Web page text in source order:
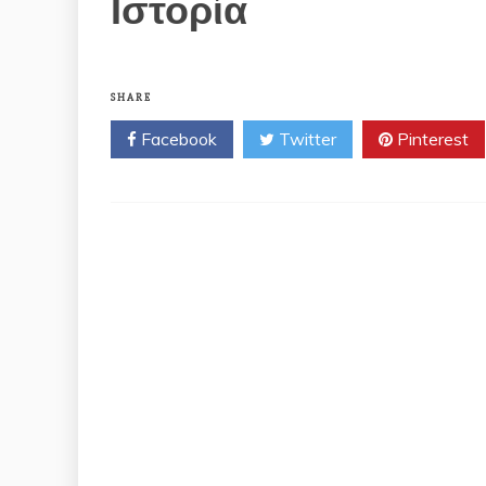
Ιστορία
SHARE
Facebook Twitter Pinterest